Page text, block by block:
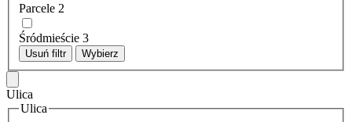
Parcele 2
Śródmieście 3
Usuń filtr Wybierz
Ulica
Ulica